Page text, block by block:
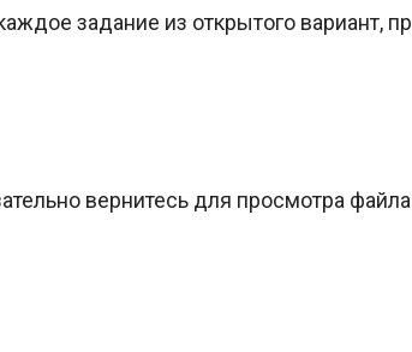
задание из открытого вариант,
вернитесь для просмотра файла